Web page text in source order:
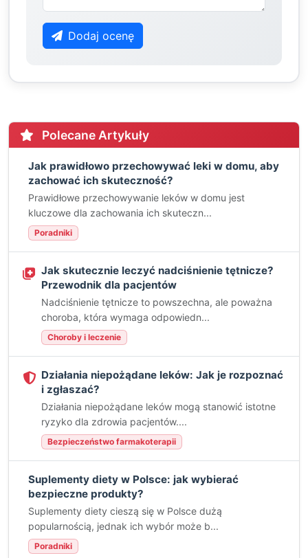
Dodaj ocenę
Polecane Artykuły
Jak prawidłowo przechowywać leki w domu, aby
zachować ich skuteczność?
Prawidłowe przechowywanie leków w domu jest
kluczowe dla zachowania ich skuteczn...
Poradniki
Jak skutecznie leczyć nadciśnienie tętnicze?
Przewodnik dla pacjentów
Nadciśnienie tętnicze to powszechna, ale poważna
choroba, która wymaga odpowiedn...
Choroby i leczenie
Działania niepożądane leków: Jak je rozpoznać
i zgłaszać?
Działania niepożądane leków mogą stanowić istotne
ryzyko dla zdrowia pacjentów....
Bezpieczeństwo farmakoterapii
Suplementy diety w Polsce: jak wybierać
bezpieczne produkty?
Suplementy diety cieszą się w Polsce dużą
popularnością, jednak ich wybór może b...
Poradniki